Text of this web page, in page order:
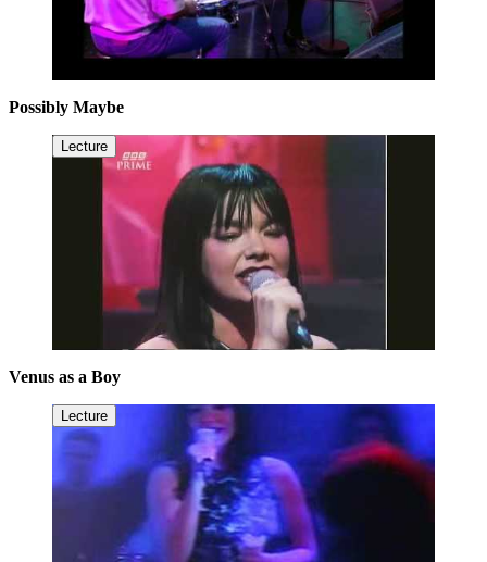
Possibly Maybe
Lecture
Venus as a Boy
Lecture